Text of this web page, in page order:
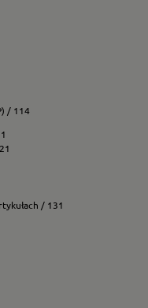
/ 114
/ 131